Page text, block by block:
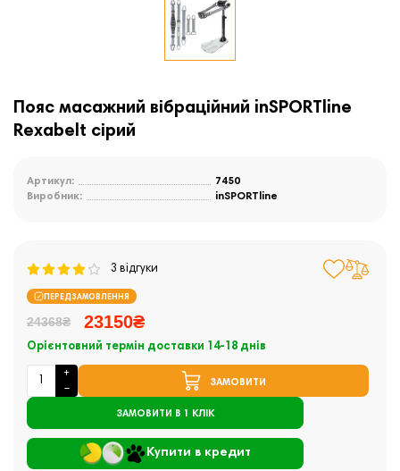
Пояс масажний вібраційний inSPORTline
Rexabelt сірий
Артикул:
7450
Виробник:
inSPORTline
3 відгуки
ПЕРЕДЗАМОВЛЕННЯ
24368₴ 23150₴
Орієнтовний термін доставки 14-18 днів
ЗАМОВИТИ
ЗАМОВИТИ В 1 КЛІК
Купити в кредит